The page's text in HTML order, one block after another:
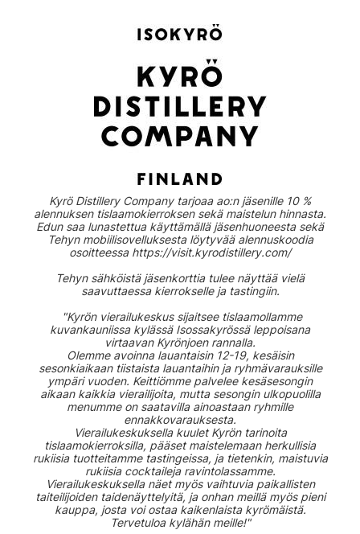
Kyrö Distillery Company tarjoaa ao:n jäsenille 10 %
alennuksen tislaamokierroksen sekä maistelun hinnasta.
Edun saa lunastettua käyttämällä jäsenhuoneesta sekä
Tehyn mobiilisovelluksesta löytyvää alennuskoodia
osoitteessa https://visit.kyrodistillery.com/
Tehyn sähköistä jäsenkorttia tulee näyttää vielä
saavuttaessa kierrokselle ja tastingiin.
"Kyrön vierailukeskus sijaitsee tislaamollamme
kuvankauniissa kylässä Isossakyrössä leppoisana
virtaavan Kyrönjoen rannalla.
Olemme avoinna lauantaisin 12-19, kesäisin
sesonkiaikaan tiistaista lauantaihin ja ryhmävarauksille
ympäri vuoden. Keittiömme palvelee kesäsesongin
aikaan kaikkia vierailijoita, mutta sesongin ulkopuolilla
menumme on saatavilla ainoastaan ryhmille
ennakkovarauksesta.
Vierailukeskuksella kuulet Kyrön tarinoita
tislaamokierroksilla, pääset maistelemaan herkullisia
rukiisia tuotteitamme tastingeissa, ja tietenkin, maistuvia
rukiisia cocktaileja ravintolassamme.
Vierailukeskuksella näet myös vaihtuvia paikallisten
taiteilijoiden taidenäyttelyitä, ja onhan meillä myös pieni
kauppa, josta voi ostaa kaikenlaista kyrömäistä.
Tervetuloa kylähän meille!"